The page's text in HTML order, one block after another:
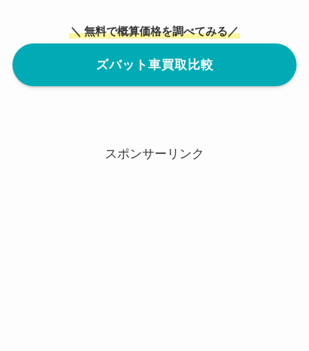
＼ 無料で概算価格を調べてみる／
ズバット車買取比較
スポンサーリンク